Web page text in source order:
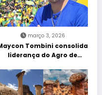
março 3, 2026
Tombini consolida
liderança do Agro de
“Acorda Brasil” em Goiânia